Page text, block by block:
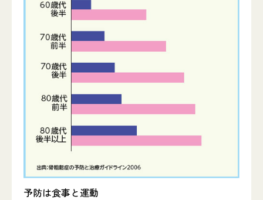
予防は食事と運動